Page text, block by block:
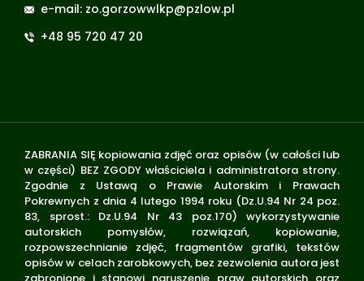
e-mail: zo.gorzowwlkp@pzlow.pl
+48 95 720 47 20
ZABRANIA SIĘ kopiowania zdjęć oraz opisów (w całości lub
w części) BEZ ZGODY właściciela i administratora strony.
Zgodnie z Ustawą o Prawie Autorskim i Prawach
Pokrewnych z dnia 4 lutego 1994 roku (Dz.U.94 Nr 24 poz.
83, sprost.: Dz.U.94 Nr 43 poz.170) wykorzystywanie
autorskich pomysłów, rozwiązań, kopiowanie,
rozpowszechnianie zdjęć, fragmentów grafiki, tekstów
opisów w celach zarobkowych, bez zezwolenia autora jest